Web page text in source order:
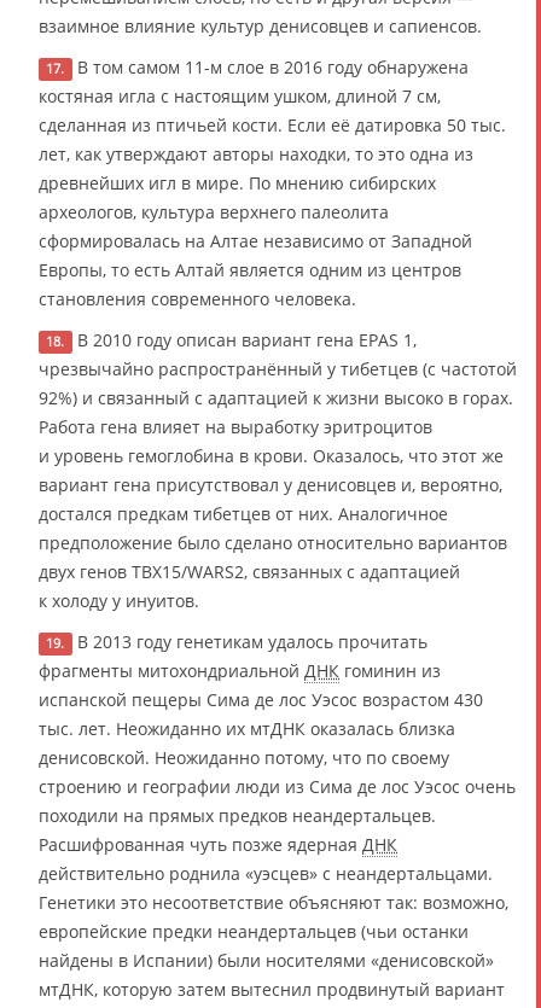
взаимное влияние культур денисовцев и сапиенсов.
17. В том самом 11-м слое в 2016 году обнаружена
костяная игла с настоящим ушком, длиной 7 см,
сделанная из птичьей кости. Если её датировка 50 тыс.
лет, как утверждают авторы находки, то это одна из
древнейших игл в мире. По мнению сибирских
археологов, культура верхнего палеолита
сформировалась на Алтае независимо от Западной
Европы, то есть Алтай является одним из центров
становления современного человека.
18. В 2010 году описан вариант гена EPAS 1,
чрезвычайно распространённый у тибетцев (с частотой
92%) и связанный с адаптацией к жизни высоко в горах.
Работа гена влияет на выработку эритроцитов
и уровень гемоглобина в крови. Оказалось, что этот же
вариант гена присутствовал у денисовцев и, вероятно,
достался предкам тибетцев от них. Аналогичное
предположение было сделано относительно вариантов
двух генов TBX15/WARS2, связанных с адаптацией
к холоду у инуитов.
19. В 2013 году генетикам удалось прочитать
фрагменты митохондриальной ДНК гоминин из
испанской пещеры Сима де лос Уэсос возрастом 430
тыс. лет. Неожиданно их мтДНК оказалась близка
денисовской. Неожиданно потому, что по своему
строению и географии люди из Сима де лос Уэсос очень
походили на прямых предков неандертальцев.
Расшифрованная чуть позже ядерная ДНК
действительно роднила «уэсцев» с неандертальцами.
Генетики это несоответствие объясняют так: возможно,
европейские предки неандертальцев (чьи останки
найдены в Испании) были носителями «денисовской»
мтДНК, которую затем вытеснил продвинутый вариант